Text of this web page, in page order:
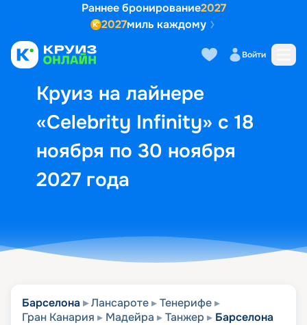
Раннее бронирование2027
2027миль каждому
Войти
Круиз на лайнере
«Celebrity Infinity» с 18
ноября по 30 ноября
2027 года
Выбор кают Маршрут и
Барселона Лансароте
Тенерифе
Гран Канария
Мадейра Танжер Барселона